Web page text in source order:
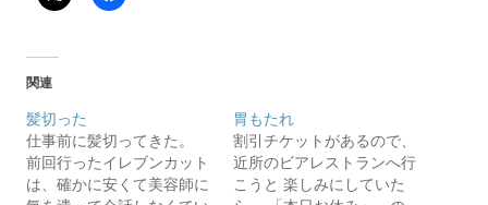
関連
髪切った
仕事前に髪切ってきた。
前回行ったイレブンカット
は、確かに安くて美容師に
胃もたれ
割引チケットがあるので、
近所のビアレストランへ行
こうと 楽しみにしていた